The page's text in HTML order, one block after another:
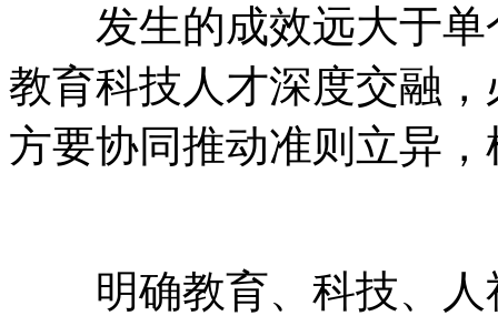
发生的成效远大于单
教育科技人才深度交融
方要协同推动准则立异
明确教育、科技、人